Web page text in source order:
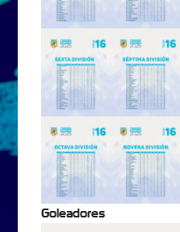
Goleadores